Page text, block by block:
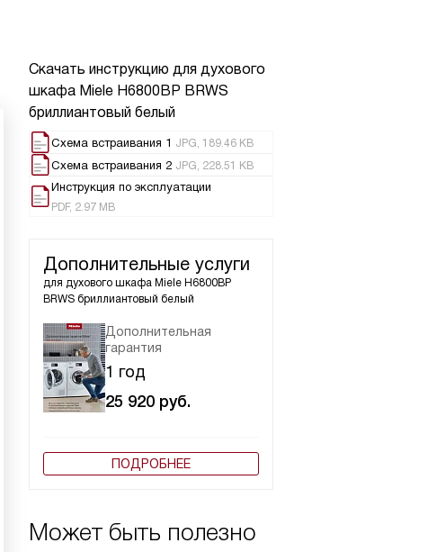
Скачать инструкцию для духового
шкафа Miele H6800BP BRWS
бриллиантовый белый
Схема встраивания 1 JPG, 189.46 KB
Схема встраивания 2 JPG, 228.51 KB
Инструкция по эксплуатации
PDF, 2.97 MB
Дополнительные услуги
для духового шкафа Miele H6800BP
BRWS бриллиантовый белый
Дополнительная
гарантия
1 год
25 920 руб.
ПОДРОБНЕЕ
Может быть полезно